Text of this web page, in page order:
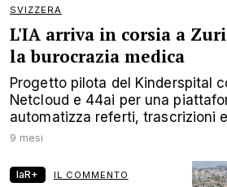
SVIZZERA
L'IA arriva in corsia a
la burocrazia medica
Progetto pilota del Kinderspital
Netcloud e 44ai per una
automatizza referti, trascrizioni
9 mesi
laR+ IL COMMENTO